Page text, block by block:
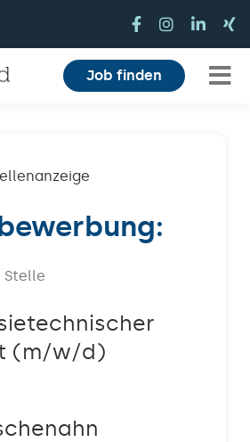
Job finden
Stelle
(m/w/d)